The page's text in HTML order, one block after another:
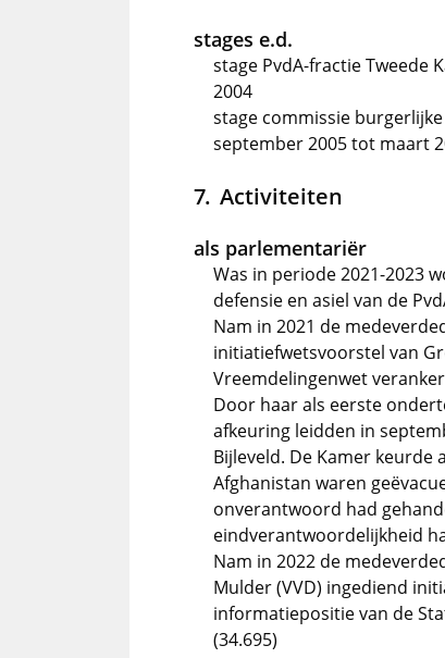
stages e.d.
stage PvdA-fractie Tweede
2004
stage commissie
september 2005 tot maart
Activiteiten
als parlementariër
Was in periode 2021-2023
defensie en asiel van de
Nam in 2021 de
initiatiefwetsvoorstel van
Vreemdelingenwet
Door haar als eerste
afkeuring leidden in
Bijleveld. De Kamer
Afghanistan waren
onverantwoord had
eindverantwoordelijkheid
Nam in 2022 de
Mulder (VVD) ingediend
informatiepositie van de
(34.695)